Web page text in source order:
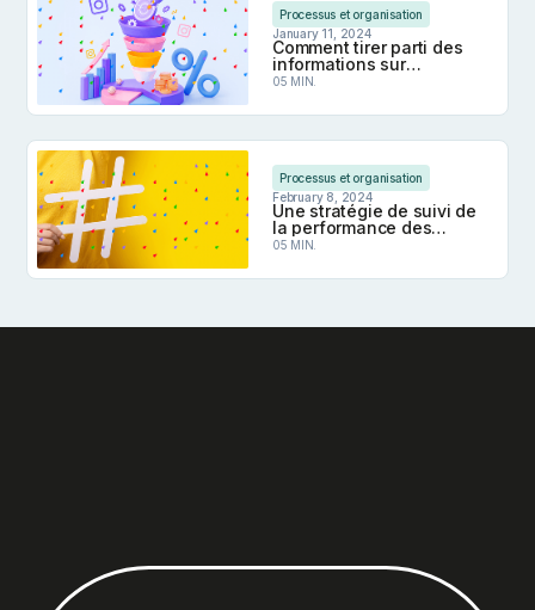
Processus et organisation
January 11, 2024
Comment tirer parti des
informations sur
Instagram pour optimiser
publicitaires ?
05 MIN.
Processus et organisation
February 8, 2024
Une stratégie de suivi de
la performance des
hashtags pour
nombre d'impressions
05 MIN.